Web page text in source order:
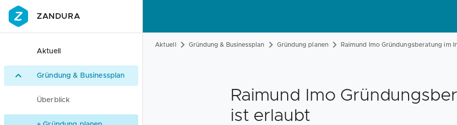
ZANDURA
Aktuell
Gründung & Businessplan
Überblick
Aktuell Gründung & Businessplan Gründung planen Raimund Imo Gründungsberatung im
Raimund Imo
ist erlaubt